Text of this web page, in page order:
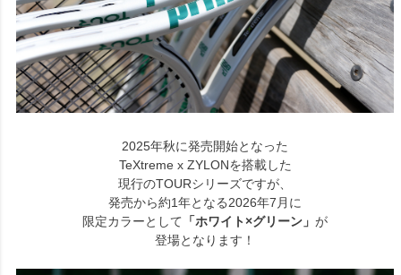
2025年秋に発売開始となった
TeXtreme x ZYLONを搭載した
現行のTOURシリーズですが、
発売から約1年となる2026年7月に
限定カラーとして
「ホワイト×グリーン」 が
登場となります！